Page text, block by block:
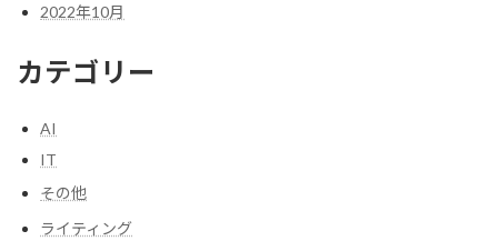
2022年10月
カテゴリー
AI
IT
その他
ライティング